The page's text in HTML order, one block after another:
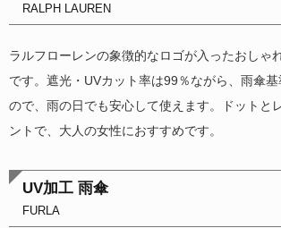
RALPH LAUREN
ラルフローレンの象徴的なロゴが入ったおしゃ
です。遮光・UVカット率は99％ながら、雨傘
ので、雨の日でも安心して使えます。ドットと
ントで、大人の女性におすすめです。
UV加工 雨傘
FURLA